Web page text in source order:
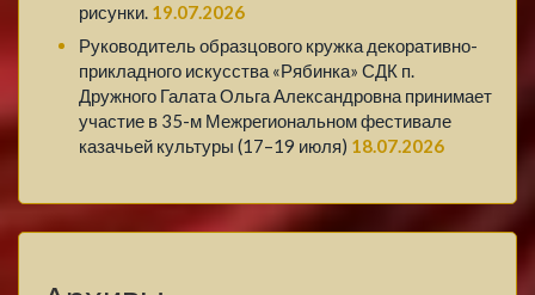
рисунки. 19.07.2026
Руководитель образцового кружка декоративно-
прикладного искусства «Рябинка» СДК п.
Дружного Галата Ольга Александровна принимает
участие в 35-м Межрегиональном фестивале
казачьей культуры (17–19 июля) 18.07.2026